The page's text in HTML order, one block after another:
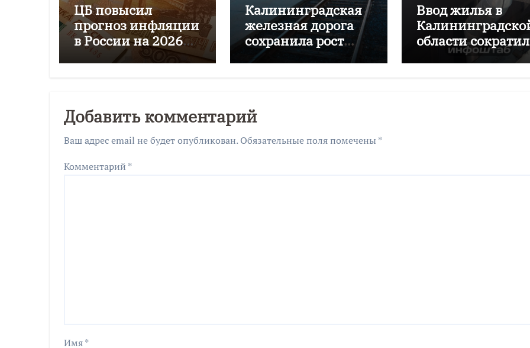
ЦБ повысил
прогноз инфляции
в России на 2026
год до 6–7%
Калининградская
железная дорога
сохранила рост
перевозок с начала
Ввод жилья в
области
почти на 16%
Добавить комментарий
Ваш адрес email не будет опубликован. Обязательные поля помечены *
Комментарий *
Имя*